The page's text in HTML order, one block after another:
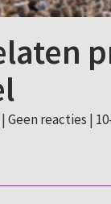
Geen reacties |